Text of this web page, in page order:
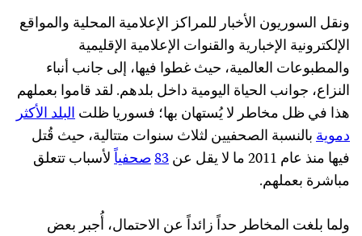
ونقل السوريون الأخبار للمراكز الإعلامية المحلية والمواقع
الإلكترونية الإخبارية والقنوات الإعلامية الإقليمية
والمطبوعات العالمية، حيث غطوا فيها، إلى جانب أنباء
النزاع، جوانب الحياة اليومية داخل بلدهم. لقد قاموا بعملهم
هذا في ظل مخاطر لا يُستهان بها؛ فسوريا ظلتالبلد الأكثر
دمويةبالنسبة الصحفيين لثلاث سنوات متتالية، حيث قُتل
فيها منذ عام 2011 ما لا يقل عن
83صحفياًلأسباب تتعلق
مباشرة بعملهم.
ولما بلغت المخاطر حداً زائداً عن الاحتمال، أُجبر بعض